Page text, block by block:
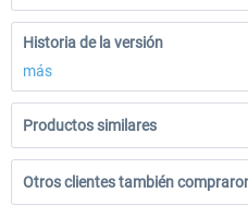
Historia de la versión
más
Productos similares
Otros clientes también